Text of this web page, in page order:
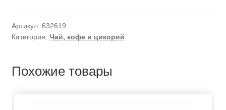
Артикул: 632619
Категория: Чай, кофе и цикорий
Похожие товары